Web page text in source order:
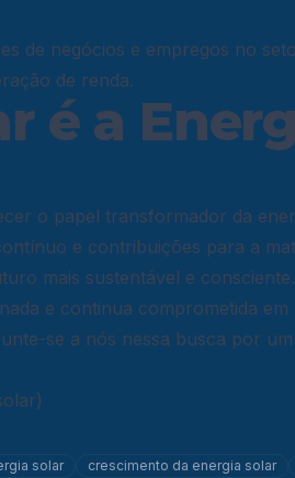
de negócios e empregos no
de renda.
é a
o papel transformador da
e contribuições para a
mais sustentável e
e continua comprometida em
se a nós nessa busca por
solar crescimento da energia solar